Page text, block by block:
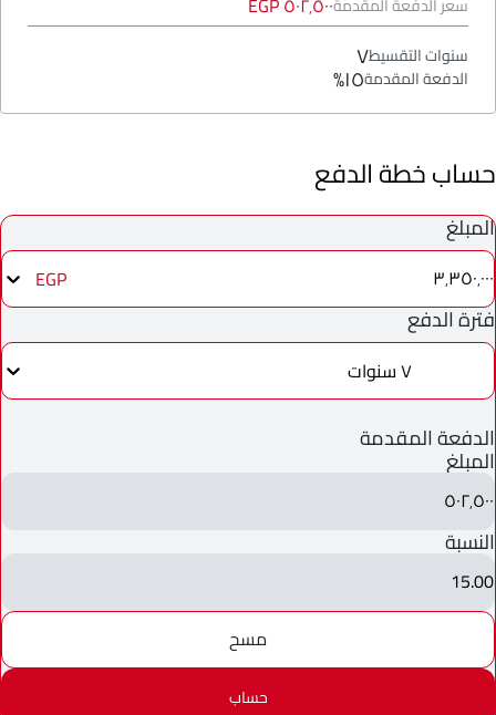
سعر الدفعة المقدمة
سنوات التقسيط٧
الدفعة المقدمة١٥%
حساب خطة الدفع
المبلغ
٣٬٣٥٠٬٠٠٠ EGP
فترة الدفع
٧ سنوات
الدفعة المقدمة
المبلغ
٥٠٢٬٥٠٠
النسبة
15.00
مسح
حساب